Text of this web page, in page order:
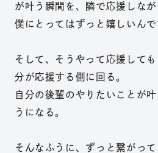
が叶う瞬間を、隣で応援しな
僕にとってはずっと嬉しいんで
そして、そうやって応援して
分が応援する側に回る。
自分の後輩のやりたいことが
うになる。
そんなふうに、ずっと繋がっ